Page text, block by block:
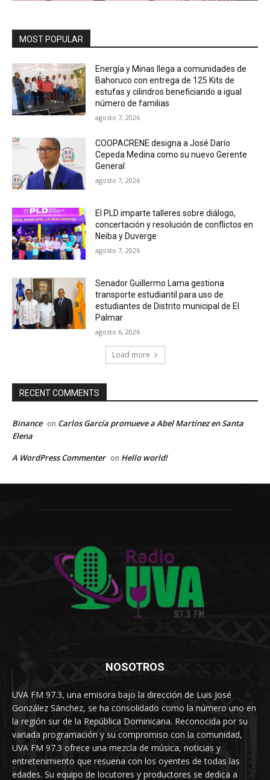
MOST POPULAR
Energía y Minas llega a comunidades de
Bahoruco con entrega de 125 Kits de
estufas y cilindros beneficiando a igual
número de familias
agosto 7, 2026
COOPACRENE designa a José Darío
Cepeda Medina como su nuevo Gerente
General
agosto 7, 2026
El PLD imparte talleres sobre diálogo,
concertación y resolución de conflictos en
Neiba y Duverge
agosto 7, 2026
Senador Guillermo Lama gestiona
transporte estudiantil para uso de
estudiantes de Distrito municipal de El
Palmar
agosto 6, 2026
Load more
RECENT COMMENTS
Binance on Carlos García promueve a Abel Martínez en Santa
Elena
A WordPress Commenter on Hello world!
NOSOTROS
UVA FM 97.3, una emisora bajo la dirección de Luis José
González Sánchez, se ha consolidado como la número uno en
la región sur de la República Dominicana. Reconocida por su
variada programación y su compromiso con la comunidad,
UVA FM 97.3 ofrece una mezcla de música, noticias y
entretenimiento que resuena con los oyentes de todas las
edades. Su equipo de locutores y productores se dedica a